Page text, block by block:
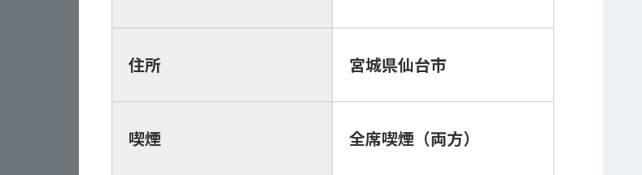
住所 宮城県仙台市
喫煙 全席喫煙（両方）